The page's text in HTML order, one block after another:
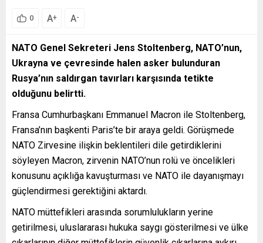
0 A+ A-
NATO Genel Sekreteri Jens Stoltenberg, NATO’nun,
Ukrayna ve çevresinde halen asker bulunduran
Rusya’nın saldırgan tavırları karşısında tetikte
olduğunu belirtti.
Fransa Cumhurbaşkanı Emmanuel Macron ile Stoltenberg,
Fransa’nın başkenti Paris’te bir araya geldi. Görüşmede
NATO Zirvesine ilişkin beklentileri dile getirdiklerini
söyleyen Macron, zirvenin NATO’nun rolü ve öncelikleri
konusunu açıklığa kavuşturması ve NATO ile dayanışmayı
güçlendirmesi gerektiğini aktardı.
NATO müttefikleri arasında sorumlulukların yerine
getirilmesi, uluslararası hukuka saygı gösterilmesi ve ülke